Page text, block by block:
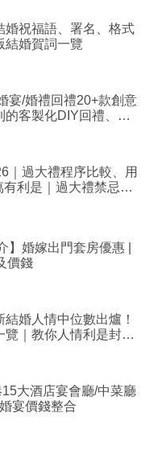
婚祝福語、署名、格式
結婚賀詞一覽
宴/婚禮回禮20+款創意
的客製化DIY回禮、姊
｜過大禮程序比較、用
利是｜過大禮禁忌及
】婚嫁出門套房優惠 |
價錢
結婚人情中位數出爐！
覽｜教你人情利是封寫
大酒店宴會廳/中菜廳
宴價錢整合